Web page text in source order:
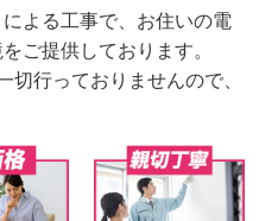
よる工事で、お住いの電
ご提供しております。
行っておりませんので、